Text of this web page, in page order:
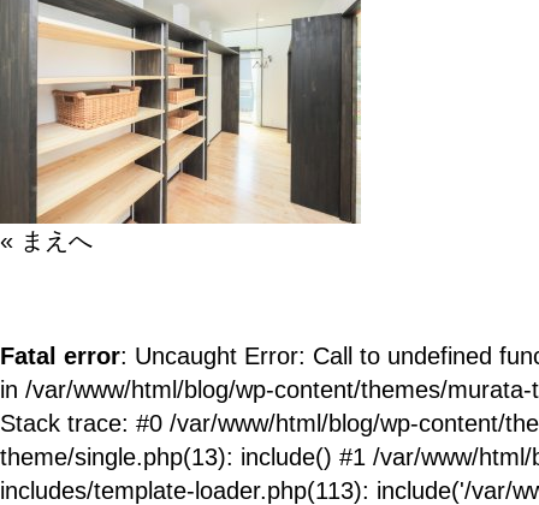
« まえへ
Fatal error: Uncaught Error: Call to undefined
in /var/www/html/blog/wp-content/themes/
Stack trace: #0 /var/www/html/blog/wp-content/
theme/single.php(13): include() #1 /var/www/html/
includes/template-loader.php(113): include('/var/